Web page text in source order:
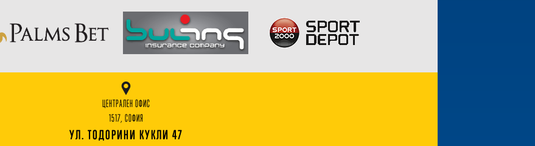
ЦЕНТРАЛЕН ОФИС
1517, СОФИЯ
УЛ. ТОДОРИНИ КУКЛИ 47